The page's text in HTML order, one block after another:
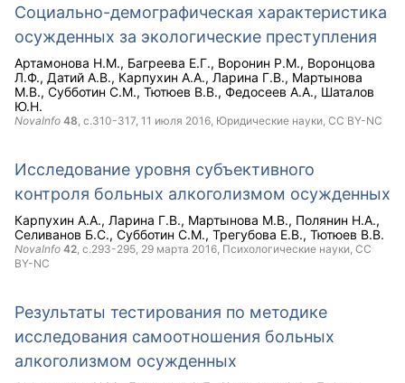
Социально-демографическая характеристика
осужденных за экологические преступления
Артамонова Н.М. Багреева Е.Г. Воронин Р.М. Воронцова
Л.Ф. Датий А.В. Карпухин А.А. Ларина Г.В. Мартынова
М.В. Субботин С.М. Тютюев В.В. Федосеев А.А. Шаталов
Ю.Н.
NovaInfo 48, с.310-317, 11 июля 2016, Юридические науки, CC BY-NC
Исследование уровня субъективного
контроля больных алкоголизмом осужденных
Карпухин А.А. Ларина Г.В. Мартынова М.В. Полянин Н.А.
Селиванов Б.С. Субботин С.М. Трегубова Е.В. Тютюев В.В.
NovaInfo 42, с.293-295, 29 марта 2016, Психологические науки, CC
BY-NC
Результаты тестирования по методике
исследования самоотношения больных
алкоголизмом осужденных